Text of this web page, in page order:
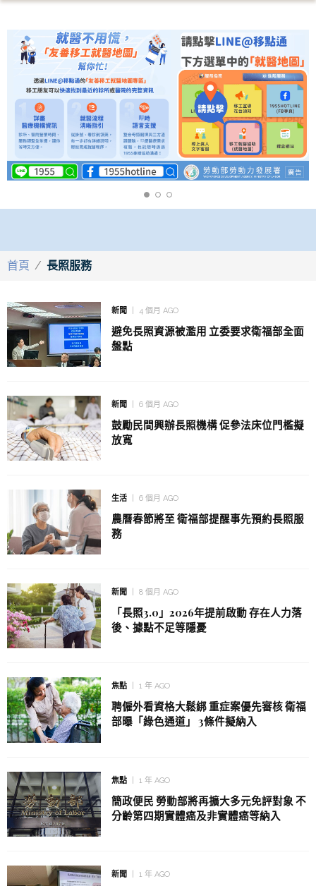
首頁 / 長照服務
新聞 4 個月 AGO
避免長照資源被濫用 立委要求衛福部全面
盤點
新聞 6 個月 AGO
鼓勵民間興辦長照機構 促參法床位門檻擬
放寬
生活 6 個月 AGO
農曆春節將至 衛福部提醒事先預約長照服
務
新聞 8 個月 AGO
「長照3.0」2026年提前啟動 存在人力落
後、據點不足等隱憂
焦點 1 年 AGO
聘僱外看資格大鬆綁 重症案優先審核 衛福
部曝「綠色通道」 3條件擬納入
焦點 1 年 AGO
簡政便民 勞動部將再擴大多元免評對象 不
分齡第四期實體癌及非實體癌等納入
新聞 1 年 AGO